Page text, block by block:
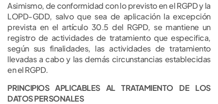
Asimismo, de conformidad con lo previsto en el RGPD y la
LOPD-GDD, salvo que sea de aplicación la excepción
prevista en el artículo 30.5 del RGPD, se mantiene un
registro de actividades de tratamiento que especifica,
según sus finalidades, las actividades de tratamiento
llevadas a cabo y las demás circunstancias establecidas
en el RGPD.
PRINCIPIOS APLICABLES AL TRATAMIENTO DE LOS
DATOS PERSONALES